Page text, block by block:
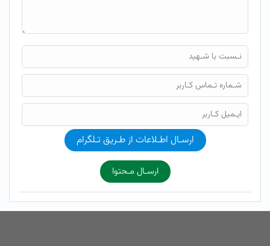
ارسـال اطـلاعات از طـریق تـلگرام
ارسـال مـحتوا